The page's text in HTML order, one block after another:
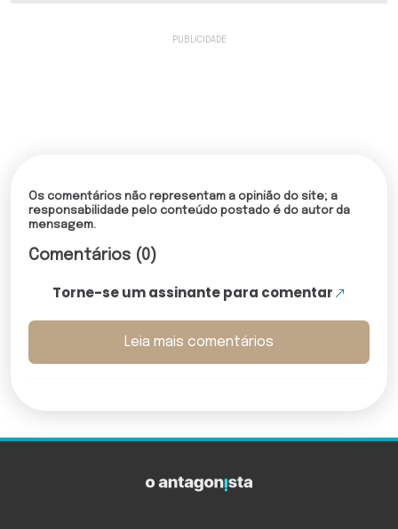
Os comentários não representam a opinião do site; a
responsabilidade pelo conteúdo postado é do autor da
mensagem.
Comentários (0)
Torne-se um assinante para comentar
Leia mais comentários